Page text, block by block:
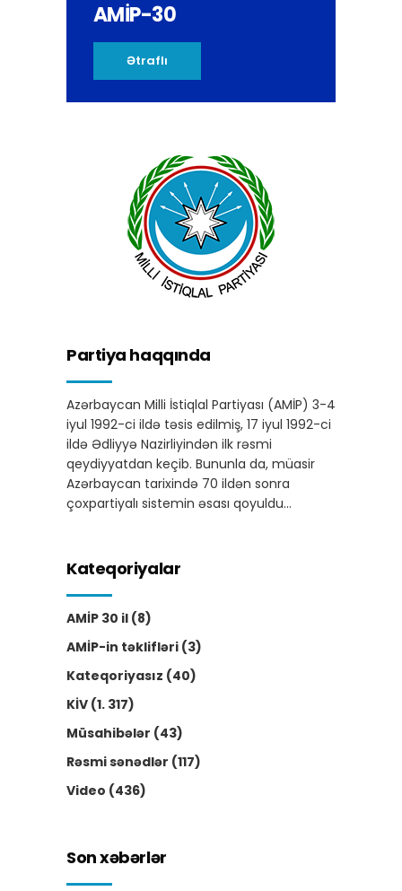
AMİP-30
Ətraflı
Partiya haqqında
Azərbaycan Milli İstiqlal Partiyası (AMİP) 3-4
iyul 1992-ci ildə təsis edilmiş, 17 iyul 1992-ci
ildə Ədliyyə Nazirliyindən ilk rəsmi
qeydiyyatdan keçib. Bununla da, müasir
Azərbaycan tarixində 70 ildən sonra
çoxpartiyalı sistemin əsası qoyuldu…
Kateqoriyalar
AMİP 30 il (8)
AMİP-in təklifləri (3)
Kateqoriyasız (40)
KİV (1. 317)
Müsahibələr (43)
Rəsmi sənədlər (117)
Video (436)
Son xəbərlər